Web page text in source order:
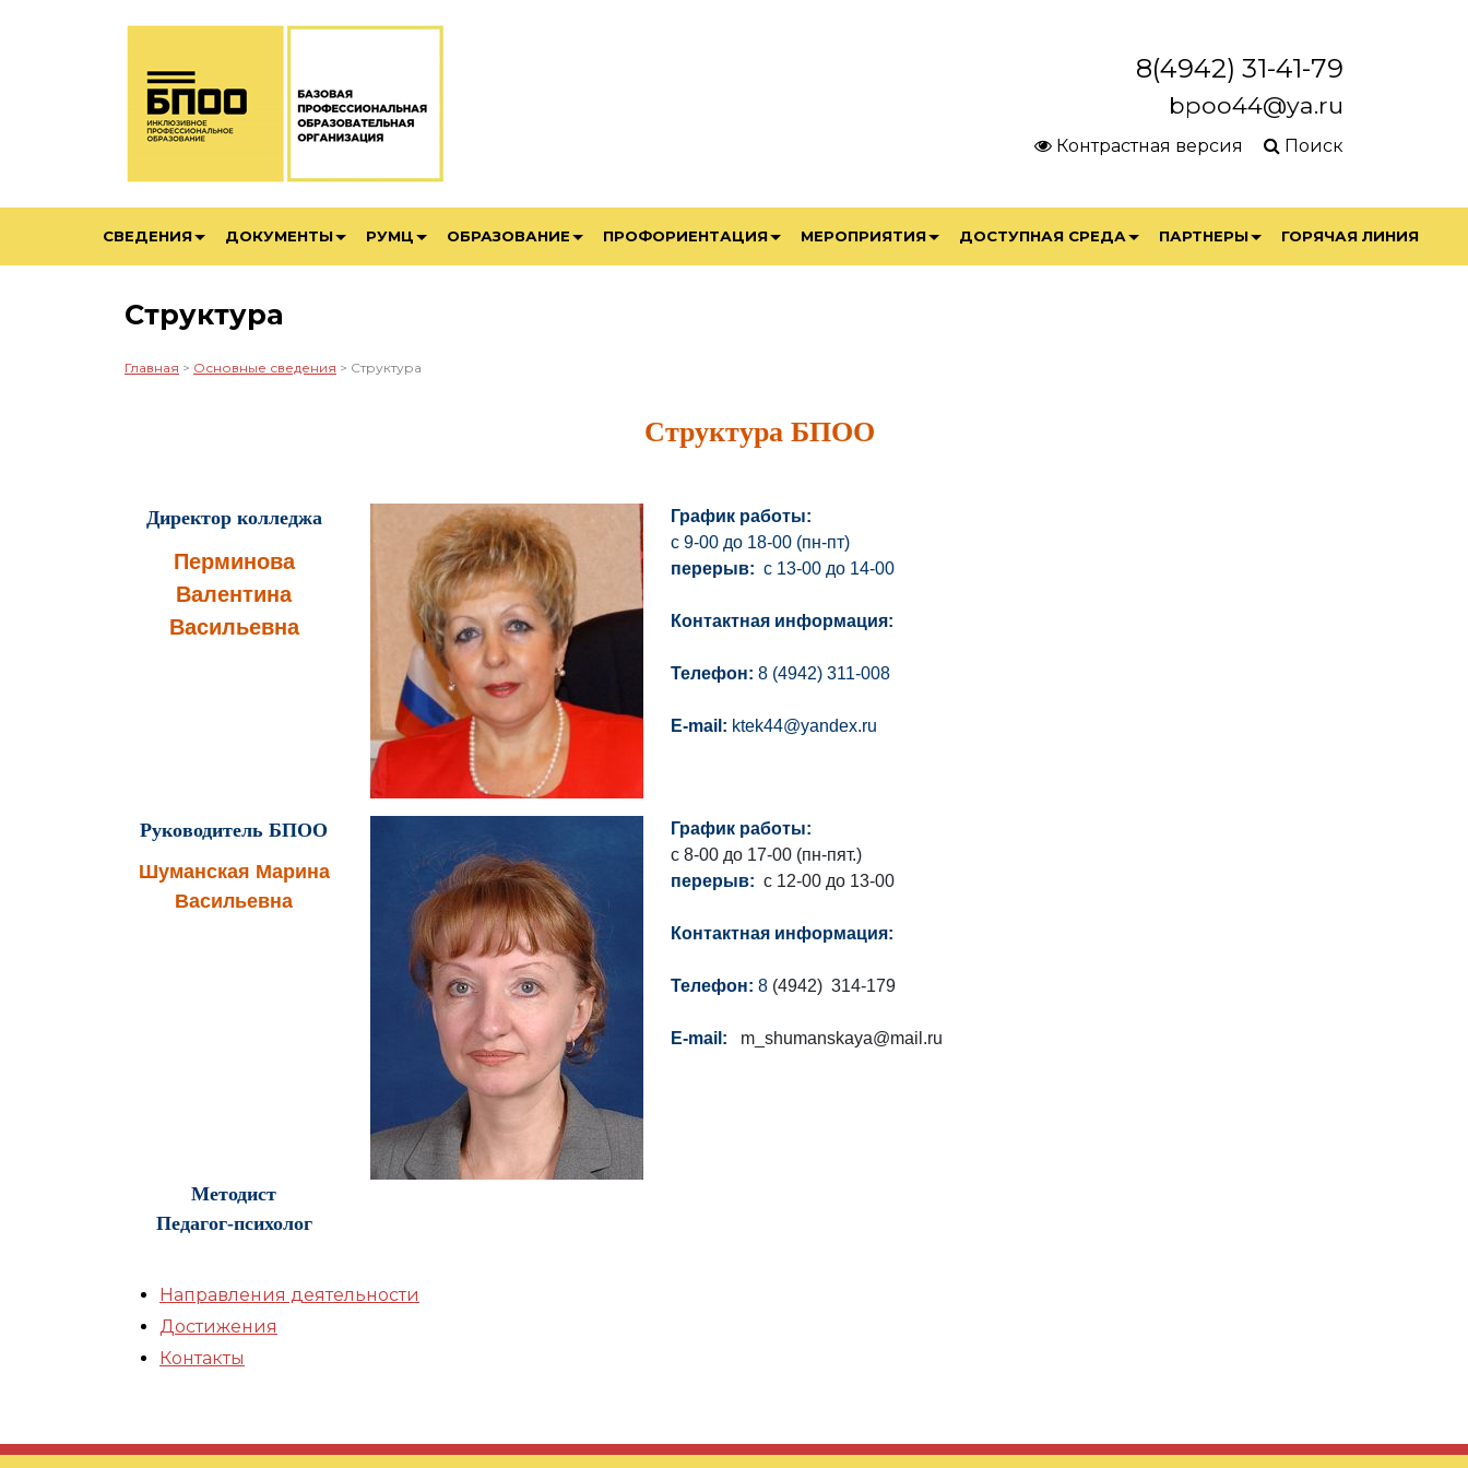
8(4942) 31-41-79
bpoo44@ya.ru
Контрастная версия Поиск
СВЕДЕНИЯ ДОКУМЕНТЫ РУМЦ ОБРАЗОВАНИЕ ПРОФОРИЕНТАЦИЯ МЕРОПРИЯТИЯ ДОСТУПНАЯ СРЕДА ПАРТНЕРЫ ГОРЯЧАЯ ЛИНИЯ
Структура
Главная > Основные сведения > Структура
Структура БПОО
Директор колледжа
Перминова
Валентина
Васильевна
График работы:
с 9-00 до 18-00 (пн-пт)
перерыв: с 13-00 до 14-00
Контактная информация:
Телефон: 8 (4942) 311-008
E-mail: ktek44@yandex.ru
Руководитель БПОО
Шуманская Марина
Васильевна
График работы:
с 8-00 до 17-00 (пн-пят.)
перерыв: с 12-00 до 13-00
Контактная информация:
Телефон: 8 (4942) 314-179
E-mail: m_shumanskaya@mail.ru
Методист
Педагог-психолог
Направления деятельности
Достижения
Контакты